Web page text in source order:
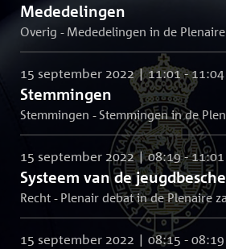
Mededelingen
Overig - Mededelingen in de
Stemmingen
15 september 2022 | 11:01 - 11:04
Stemmingen - Stemmingen in de
Systeem van de
15 september 2022 | 08:19 - 11:01
Recht - Plenair debat in de Plenaire
15 september 2022 | 08:15 - 08:19